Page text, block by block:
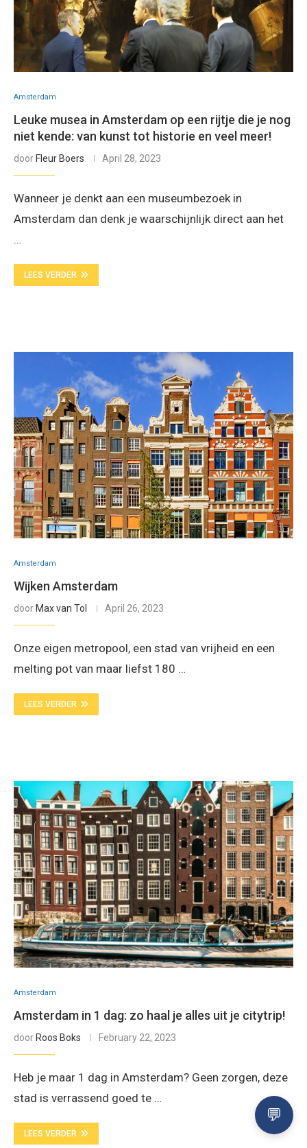
Amsterdam
Leuke musea in Amsterdam op een rijtje die je nog
niet kende: van kunst tot historie en veel meer!
door Fleur Boers April 28, 2023
Wanneer je denkt aan een museumbezoek in
Amsterdam dan denk je waarschijnlijk direct aan het
…
LEES VERDER
Amsterdam
Wijken Amsterdam
door Max van Tol April 26, 2023
Onze eigen metropool, een stad van vrijheid en een
melting pot van maar liefst 180 …
LEES VERDER
Amsterdam
Amsterdam in 1 dag: zo haal je alles uit je citytrip!
door Roos Boks February 22, 2023
Heb je maar 1 dag in Amsterdam? Geen zorgen, deze
stad is verrassend goed te …
LEES VERDER